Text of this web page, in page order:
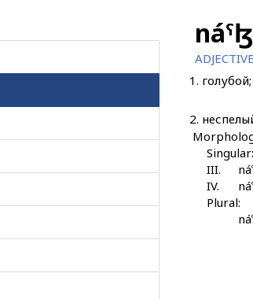
ADJECTIVE
1.
2.
Singular:
III.
IV.
Plural: